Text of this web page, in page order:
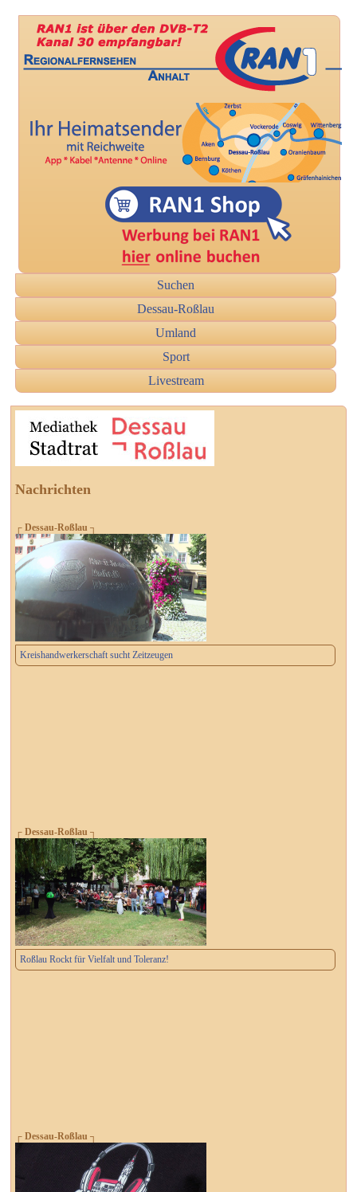
Suchen
Dessau-Roßlau
Umland
Sport
Livestream
Nachrichten
┌ Dessau-Roßlau ┐
Kreishandwerkerschaft sucht Zeitzeugen
┌ Dessau-Roßlau ┐
Roßlau Rockt für Vielfalt und Toleranz!
┌ Dessau-Roßlau ┐